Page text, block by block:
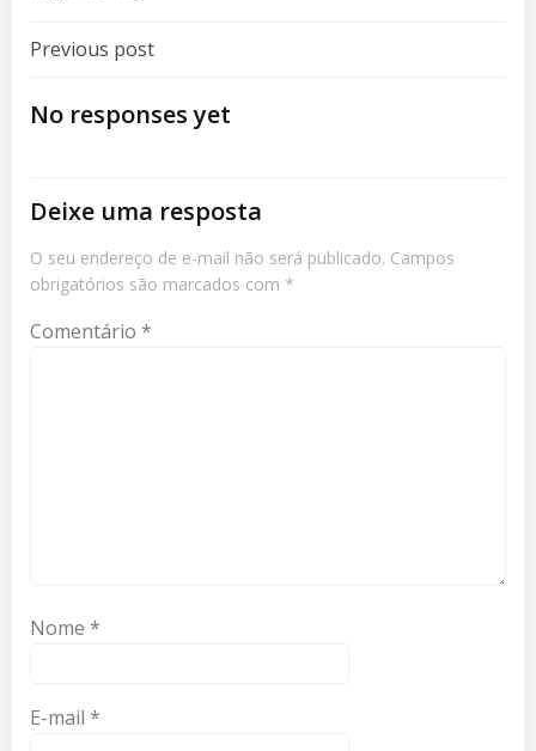
Navegação
De
Previous post
No responses yet
Deixe uma resposta
O seu endereço de e-mail não será publicado. Campos
obrigatórios são marcados com *
Comentário *
Nome *
E-mail *